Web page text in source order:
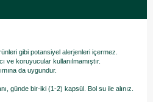
gibi potansiyel alerjenleri içermez.
ve koruyucular kullanılmamıştır.
da uygundur.
günde bir-iki (1-2) kapsül. Bol su ile alınız.